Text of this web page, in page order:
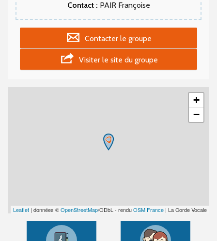
Contact : PAIR Françoise
Contacter le groupe
Visiter le site du groupe
+
−
Leaflet | données ©OpenStreetMap/ODbL - renduOSM France | La Corde Vocale